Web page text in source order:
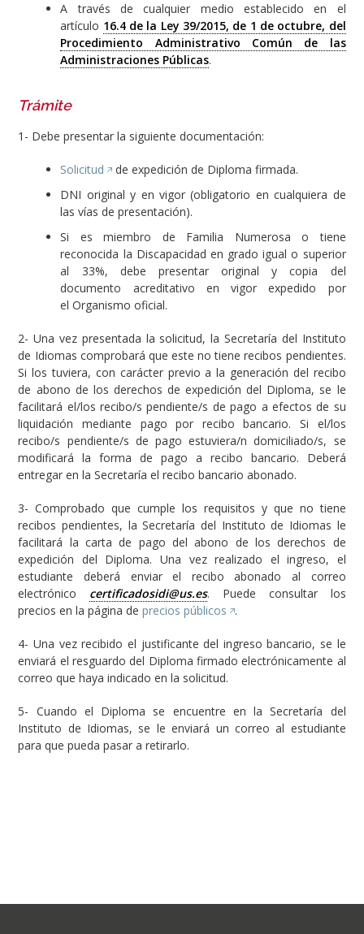
A través de cualquier medio establecido en el
artículo 16.4 de la Ley 39/2015, de 1 de octubre, del
Procedimiento Administrativo Común de las
Administraciones Públicas.
Trámite
1- Debe presentar la siguiente documentación:
Solicitud
de expedición de Diploma firmada.
DNI original y en vigor (obligatorio en cualquiera de
las vías de presentación).
Si es miembro de Familia Numerosa o tiene
reconocida la Discapacidad en grado igual o superior
al 33%, debe presentar original y copia del
documento acreditativo en vigor expedido por
el Organismo oficial.
2- Una vez presentada la solicitud, la Secretaría del Instituto
de Idiomas comprobará que este no tiene recibos pendientes.
Si los tuviera, con carácter previo a la generación del recibo
de abono de los derechos de expedición del Diploma, se le
facilitará el/los recibo/s pendiente/s de pago a efectos de su
liquidación mediante pago por recibo bancario. Si el/los
recibo/s pendiente/s de pago estuviera/n domiciliado/s, se
modificará la forma de pago a recibo bancario. Deberá
entregar en la Secretaría el recibo bancario abonado.
3- Comprobado que cumple los requisitos y que no tiene
recibos pendientes, la Secretaría del Instituto de Idiomas le
facilitará la carta de pago del abono de los derechos de
expedición del Diploma. Una vez realizado el ingreso, el
estudiante deberá enviar el recibo abonado al correo
electrónico certificadosidi@us.es. Puede consultar los
precios en la página deprecios públicos .
4- Una vez recibido el justificante del ingreso bancario, se le
enviará el resguardo del Diploma firmado electrónicamente al
correo que haya indicado en la solicitud.
5- Cuando el Diploma se encuentre en la Secretaría del
Instituto de Idiomas, se le enviará un correo al estudiante
para que pueda pasar a retirarlo.